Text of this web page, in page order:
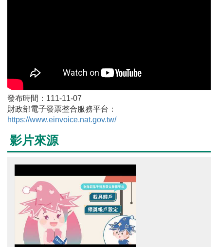
發布時間：111-11-07
財政部電子發票整合服務平台：
https://www.einvoice.nat.gov.tw/
影片來源